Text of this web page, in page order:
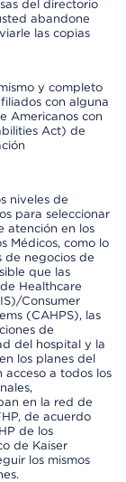
del directorio
abandone
las copias
y completo
con alguna
Americanos con
Act) de
niveles de
para seleccionar
atención en los
Médicos, como lo
de negocios de
que las
Healthcare
Consumer
(CAHPS), las
de
del hospital y la
los planes del
acceso a todos los
en la red de
de acuerdo
de los
de Kaiser
los mismos